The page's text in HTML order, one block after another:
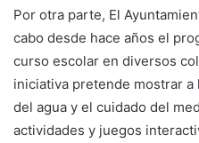
Por otra parte, El
cabo desde hace años el
curso escolar en diversos
iniciativa pretende mostrar
del agua y el cuidado del
actividades y juegos